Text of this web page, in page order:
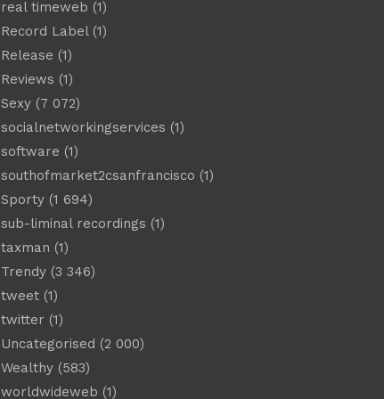
real timeweb (1)
Record Label(1)
Release (1)
Reviews (1)
Sexy(7 072)
socialnetworkingservices (1)
software (1)
southofmarket2csanfrancisco (1)
Sporty(1 694)
sub-liminal recordings (1)
taxman (1)
Trendy(3 346)
tweet(1)
twitter (1)
Uncategorised (2 000)
Wealthy(583)
worldwideweb (1)